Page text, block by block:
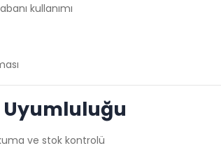
kullanımı
Uyumluluğu
ve stok kontrolü